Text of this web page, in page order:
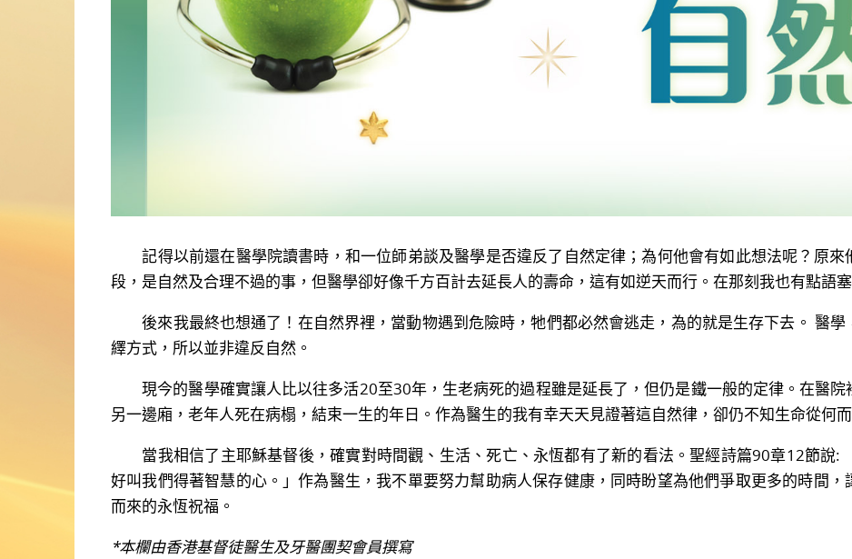
記得以前還在醫學院讀書時，和一位師弟談及醫學是否違反了自然定律；為何他會有如此想法呢？原來
段，是自然及合理不過的事，但醫學卻好像千方百計去延長人的壽命，這有如逆天而行。在那刻我也有點語
後來我最終也想通了！在自然界裡，當動物遇到危險時，牠們都必然會逃走，為的就是生存下去。 醫學
繹方式，所以並非違反自然。
現今的醫學確實讓人比以往多活20至30年，生老病死的過程雖是延長了，但仍是鐵一般的定律。在醫院
另一邊廂，老年人死在病榻，結束一生的年日。作為醫生的我有幸天天見證著這自然律，卻仍不知生命從何
當我相信了主耶穌基督後，確實對時間觀、生活、死亡、永恆都有了新的看法。聖經詩篇90章12節說:
好叫我們得著智慧的心。」作為醫生，我不單要努力幫助病人保存健康，同時盼望為他們爭取更多的時間
而來的永恆祝福。
*本欄由香港基督徒醫生及牙醫團契會員撰寫